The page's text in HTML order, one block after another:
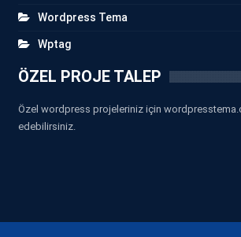
Wordpress Tema
Wptag
ÖZEL PROJE TALEP
Özel wordpress projeleriniz için
edebilirsiniz.